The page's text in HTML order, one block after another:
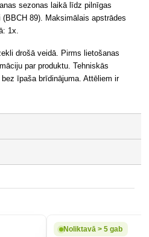
sezonas laikā līdz pilnīgas
89). Maksimālais apstrādes
1x.
drošā veidā. Pirms lietošanas
par produktu. Tehniskās
īpaša brīdinājuma. Attēliem ir
Noliktavā > 5 gab